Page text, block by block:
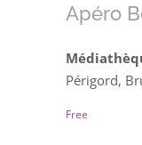
Apéro
Périgord,
Free